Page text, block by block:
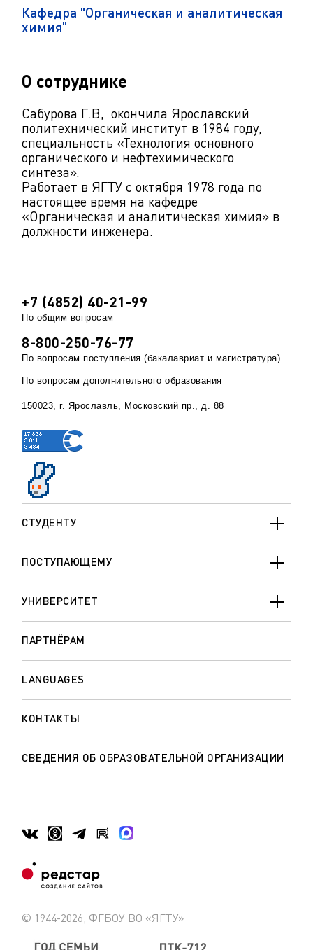
Кафедра "Органическая и аналитическая
химия"
О сотруднике
Сабурова Г.В, окончила Ярославский
политехнический институт в 1984 году,
специальность «Технология основного
органического и нефтехимического
синтеза».
Работает в ЯГТУ с октября 1978 года по
настоящее время на кафедре
«Органическая и аналитическая химия» в
должности инженера.
СТУДЕНТУ
ПОСТУПАЮЩЕМУ
УНИВЕРСИТЕТ
ПАРТНЁРАМ
LANGUAGES
КОНТАКТЫ
СВЕДЕНИЯ ОБ ОБРАЗОВАТЕЛЬНОЙ ОРГАНИЗАЦИИ
+7 (4852) 40-21-99
По общим вопросам
8-800-250-76-77
По вопросам поступления (бакалавриат и магистратура)
По вопросам дополнительного образования
150023, г. Ярославль, Московский пр., д. 88
© 1944-2026, ФГБОУ ВО «ЯГТУ»